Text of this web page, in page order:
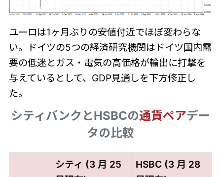
ユーロは1ヶ月ぶりの安値付近でほぼ変わらな
い。ドイツの5つの経済研究機関はドイツ国内需
要の低迷とガス・電気の高価格が輸出に打撃を
与えているとして、GDP見通しを下方修正し
た。
シティバンクとHSBCの通貨ペアデー
タの比較
シティ (3 月 25
HSBC (3 月 28